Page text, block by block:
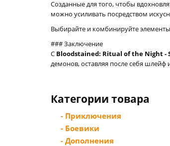
Созданные для того, чтобы
можно усиливать посредством
Выбирайте и комбинируйте
### Заключение
С Bloodstained: Ritual of the Night -
демонов, оставляя после себя шлейф
Категории товара
- Приключения
- Боевики
- Дополнения